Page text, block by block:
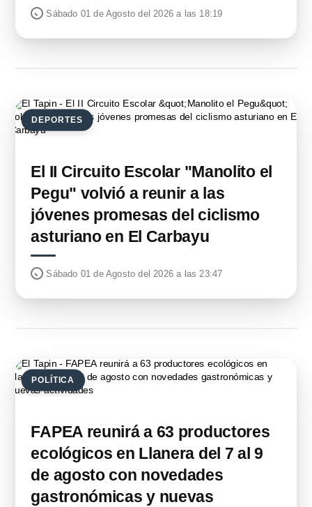
Sábado 01 de Agosto del 2026 a las 18:19
DEPORTES
El II Circuito Escolar "Manolito el
Pegu" volvió a reunir a las
jóvenes promesas del ciclismo
asturiano en El Carbayu
Sábado 01 de Agosto del 2026 a las 23:47
POLÍTICA
FAPEA reunirá a 63 productores
ecológicos en Llanera del 7 al 9
de agosto con novedades
gastronómicas y nuevas